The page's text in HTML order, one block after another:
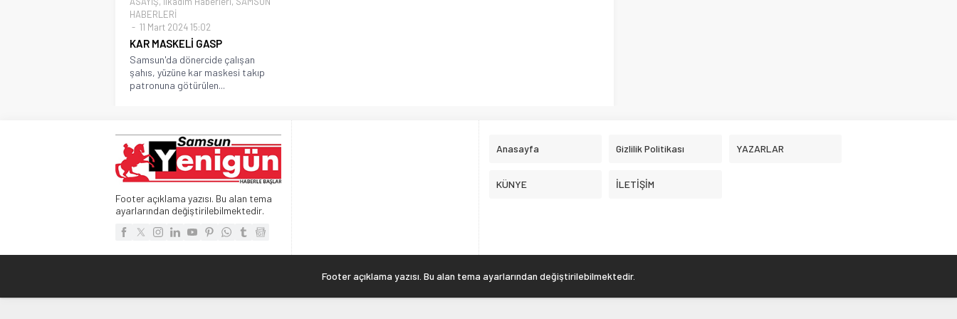
HABERLERİ
11 Mart 2024 15:02
KAR MASKELİ GASP
Samsun'da dönercide çalışan
şahıs, yüzüne kar maskesi takıp
patronuna götürülen...
Footer açıklama yazısı. Bu alan tema
ayarlarından değiştirilebilmektedir.
Anasayfa Gizlilik Politikası YAZARLAR
KÜNYE İLETİŞİM
Footer açıklama yazısı. Bu alan tema ayarlarından değiştirilebilmektedir.